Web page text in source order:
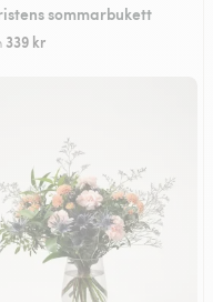
sommarbukett
339 kr